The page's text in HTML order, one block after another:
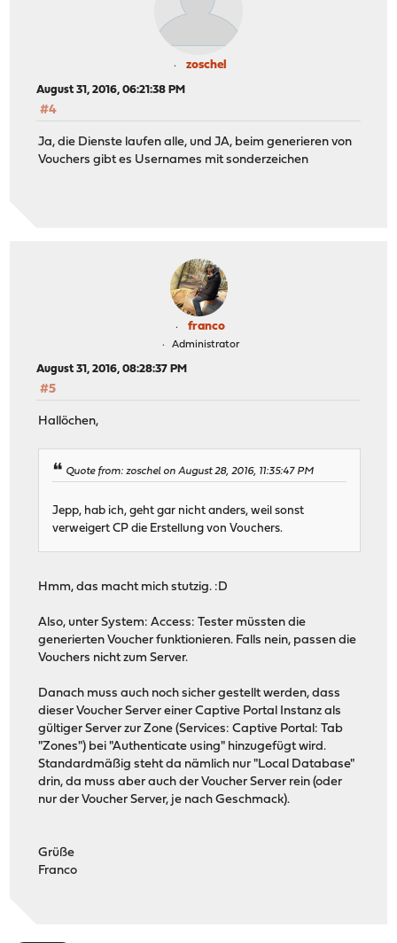
zoschel
August 31, 2016, 06:21:38 PM
#4
Ja, die Dienste laufen alle, und JA, beim generieren von
Vouchers gibt es Usernames mit sonderzeichen
franco
Administrator
August 31, 2016, 08:28:37 PM
#5
Hallöchen,
Quote from: zoschel on August 28, 2016, 11:35:47 PM
Jepp, hab ich, geht gar nicht anders, weil sonst
verweigert CP die Erstellung von Vouchers.
Hmm, das macht mich stutzig. :D
Also, unter System: Access: Tester müssten die
generierten Voucher funktionieren. Falls nein, passen die
Vouchers nicht zum Server.
Danach muss auch noch sicher gestellt werden, dass
dieser Voucher Server einer Captive Portal Instanz als
gültiger Server zur Zone (Services: Captive Portal: Tab
"Zones") bei "Authenticate using" hinzugefügt wird.
Standardmäßig steht da nämlich nur "Local Database"
drin, da muss aber auch der Voucher Server rein (oder
nur der Voucher Server, je nach Geschmack).
Grüße
Franco